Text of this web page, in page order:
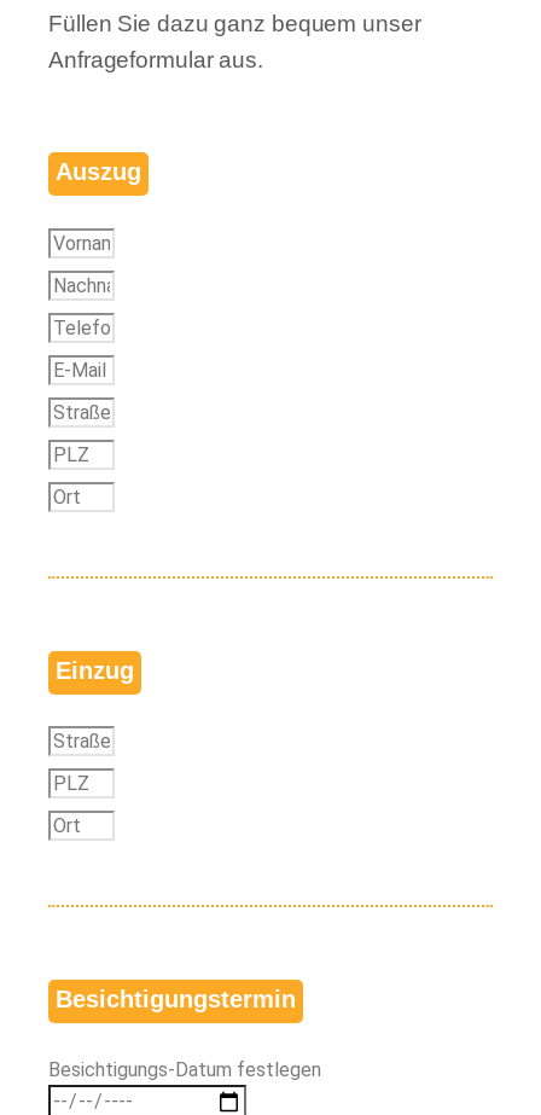
Füllen Sie dazu ganz bequem unser
Anfrageformular aus.
Auszug
Einzug
Besichtigungstermin
Besichtigungs-Datum festlegen